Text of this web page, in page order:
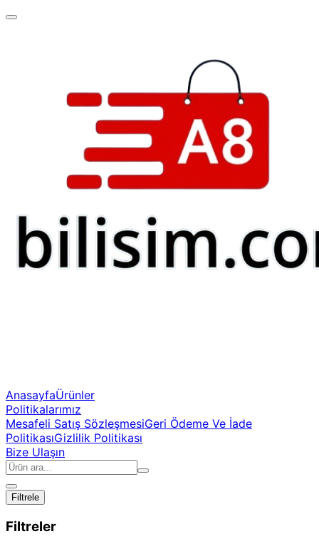
AnasayfaÜrünler
Politikalarımız
Mesafeli Satış SözleşmesiGeri Ödeme Ve İade
PolitikasıGizlilik Politikası
Bize Ulaşın
Filtrele
Filtreler